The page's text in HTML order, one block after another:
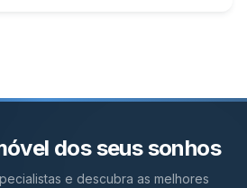
dos seus sonhos
e descubra as melhores